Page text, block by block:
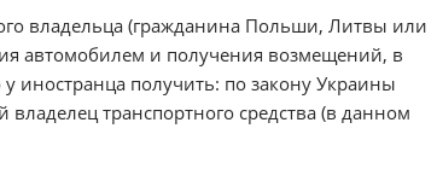
владельца (гражданина Польши, Литвы или
автомобилем и получения возмещений, в
иностранца получить: по закону Украины
транспортного средства (в данном